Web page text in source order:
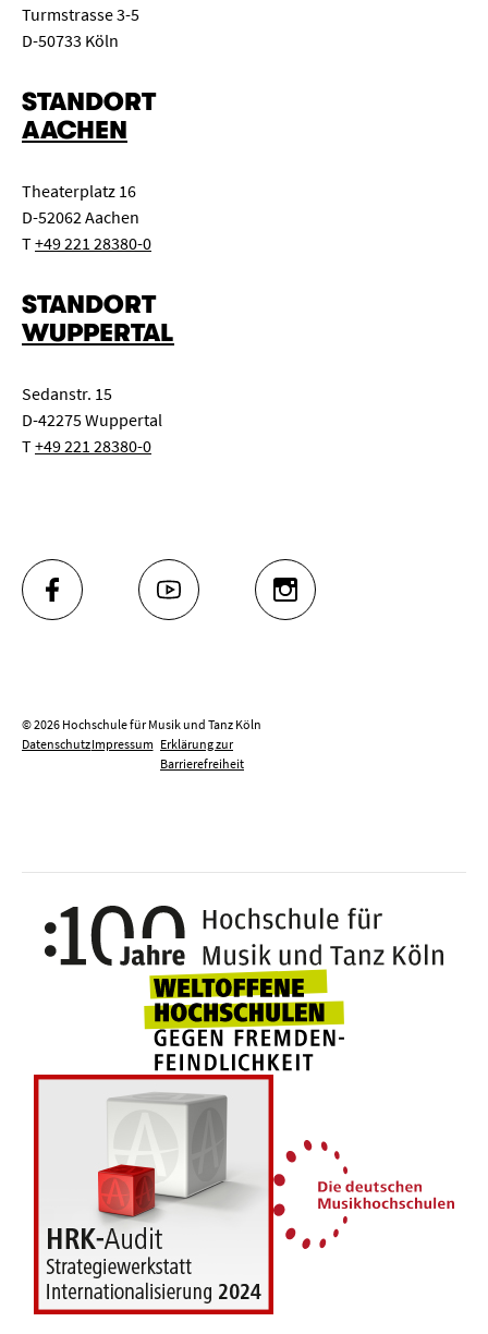
Turmstrasse 3-5
D-50733 Köln
STANDORT
AACHEN
Theaterplatz 16
D-52062 Aachen
T+49 221 28380-0
STANDORT
WUPPERTAL
Sedanstr. 15
D-42275 Wuppertal
T+49 221 28380-0
FACEBOOK YOUTUBE INSTAGRAM
© 2026 Hochschule für Musik und Tanz Köln
DatenschutzImpressum Erklärung zur
Barrierefreiheit